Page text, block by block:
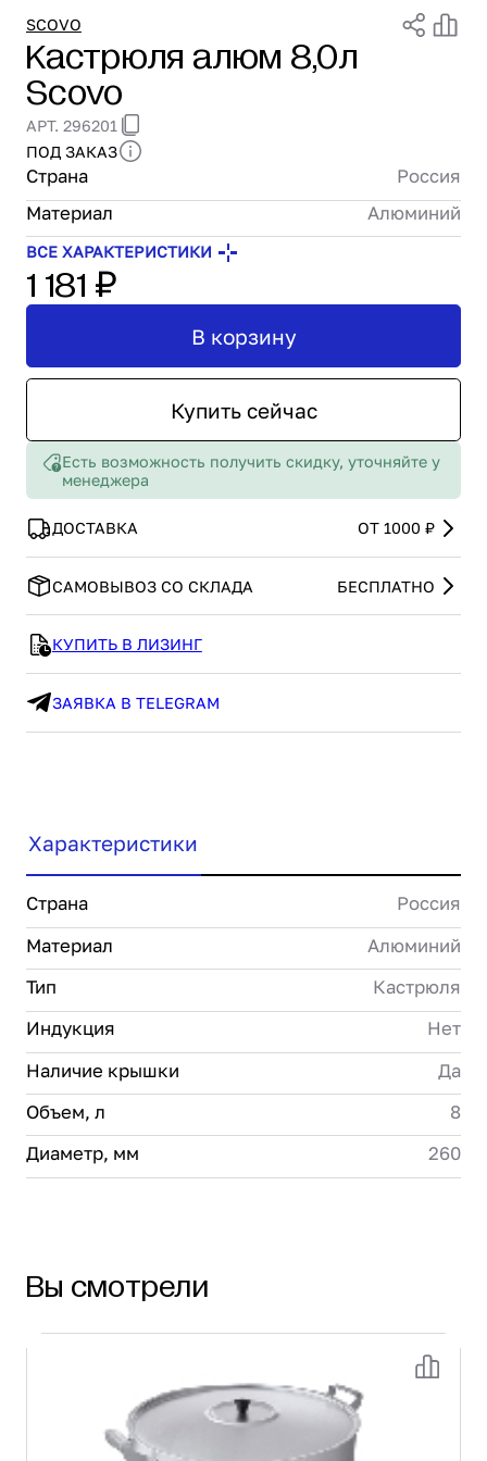
Проектирование
Сервис и монтаж
ПОКУПАТЕЛЯМ
Доставка и оплата
Гарантия и возврат
Лизинг
Акции
О нас
Бренды
Контакты
SCOVO
Кастрюля алюм 8,0л
Scovo
АРТ. 296201
ПОД ЗАКАЗ
Страна
Россия
Материал
Алюминий
ВСЕ ХАРАКТЕРИСТИКИ
1 181 ₽
Купить сейчас
В корзину
Есть возможность получить скидку, уточняйте у
менеджера
ДОСТАВКА ОТ 1000 ₽
САМОВЫВОЗ СО СКЛАДА БЕСПЛАТНО
КУПИТЬ В ЛИЗИНГ
ЗАЯВКА В TELEGRAM
Характеристики
Страна
Россия
Материал
Алюминий
Тип
Кастрюля
Индукция
Нет
Наличие крышки
Да
Объем, л
8
Диаметр, мм
260
Вы смотрели